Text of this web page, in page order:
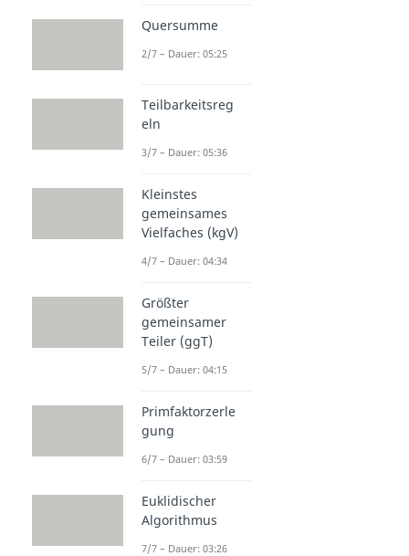
Quersumme
2/7 – Dauer: 05:25
Teilbarkeitsreg
eln
3/7 – Dauer: 05:36
Kleinstes
gemeinsames
Vielfaches (kgV)
4/7 – Dauer: 04:34
Größter
gemeinsamer
Teiler (ggT)
5/7 – Dauer: 04:15
Primfaktorzerle
gung
6/7 – Dauer: 03:59
Euklidischer
Algorithmus
7/7 – Dauer: 03:26